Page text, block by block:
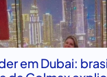
em Dubai: